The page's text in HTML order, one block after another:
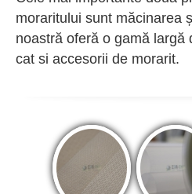
moraritului sunt măcinarea
noastră oferă o gamă largă
cat si accesorii de morarit.